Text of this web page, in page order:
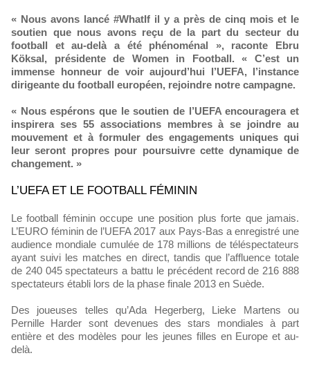
« Nous avons lancé #WhatIf il y a près de cinq mois et le
soutien que nous avons reçu de la part du secteur du
football et au-delà a été phénoménal », raconte Ebru
Köksal, présidente de Women in Football. « C’est un
immense honneur de voir aujourd’hui l’UEFA, l’instance
dirigeante du football européen, rejoindre notre campagne.
« Nous espérons que le soutien de l’UEFA encouragera et
inspirera ses 55 associations membres à se joindre au
mouvement et à formuler des engagements uniques qui
leur seront propres pour poursuivre cette dynamique de
changement. »
L’UEFA ET LE FOOTBALL FÉMININ
Le football féminin occupe une position plus forte que jamais.
L’EURO féminin de l’UEFA 2017 aux Pays-Bas a enregistré une
audience mondiale cumulée de 178 millions de téléspectateurs
ayant suivi les matches en direct, tandis que l’affluence totale
de 240 045 spectateurs a battu le précédent record de 216 888
spectateurs établi lors de la phase finale 2013 en Suède.
Des joueuses telles qu’Ada Hegerberg, Lieke Martens ou
Pernille Harder sont devenues des stars mondiales à part
entière et des modèles pour les jeunes filles en Europe et au-
delà.